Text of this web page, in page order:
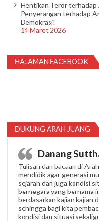
Hentikan Teror
Penyerangan terhadap
Demokrasi!
14 Maret 2026
HALAMAN FACEBOOK
DUKUNG ARAH JUANG
Danang
Tulisan dan bacaan di
mendidik agar generasi
sejarah dan juga kondisi
bernegara yang bernama
berdasarkan kajian kajian
sehingga bagi kita
kondisi dan situasi